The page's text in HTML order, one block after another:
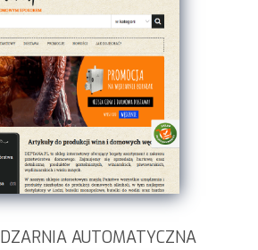
AUTOMATYCZNA